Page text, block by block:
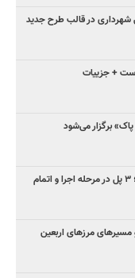
شهرداری در قالب طرح جدید
برگزار می‌شود
آخرین وضعیت پل‌های مسیر تندرستی؛ ۳ پل در مرحله اجرا و اتمام
مرزهای اربعین